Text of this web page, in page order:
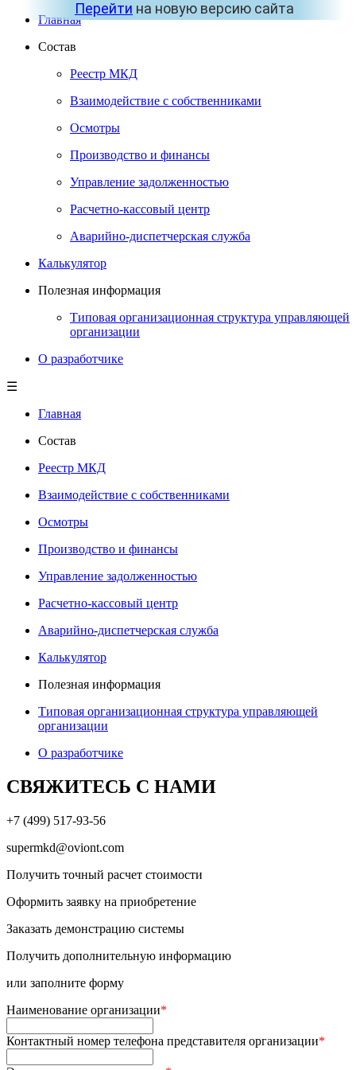
Перейти на новую версию сайта
Главная
Состав
Реестр МКД
Взаимодействие с собственниками
Осмотры
Производство и финансы
Управление задолженностью
Расчетно-кассовый центр
Аварийно-диспетчерская служба
Калькулятор
Полезная информация
Типовая организационная структура управляющей
организации
О разработчике
☰
Главная
Состав
Реестр МКД
Взаимодействие с собственниками
Осмотры
Производство и финансы
Управление задолженностью
Расчетно-кассовый центр
Аварийно-диспетчерская служба
Калькулятор
Полезная информация
Типовая организационная структура управляющей
организации
О разработчике
СВЯЖИТЕСЬ С НАМИ
+7 (499) 517-93-56
supermkd@oviont.com
Получить точный расчет стоимости
Оформить заявку на приобретение
Заказать демонстрацию системы
Получить дополнительную информацию
или заполните форму
Наименование организации*
Контактный номер телефона представителя организации*